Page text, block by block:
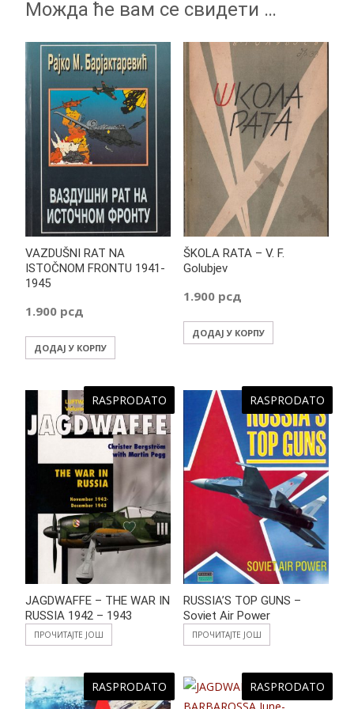
Можда ће вам се свидети …
VAZDUŠNI RAT NA
ISTOČNOM FRONTU 1941-
1945
1.900 рсд
ДОДАЈ У КОРПУ
ŠKOLA RATA – V. F.
Golubjev
1.900 рсд
ДОДАЈ У КОРПУ
RASPRODATO
JAGDWAFFE – THE WAR IN
RUSSIA 1942 – 1943
ПРОЧИТАЈТЕ ЈОШ
RASPRODATO
RUSSIA’S TOP GUNS –
Soviet Air Power
ПРОЧИТАЈТЕ ЈОШ
RASPRODATO RASPRODATO